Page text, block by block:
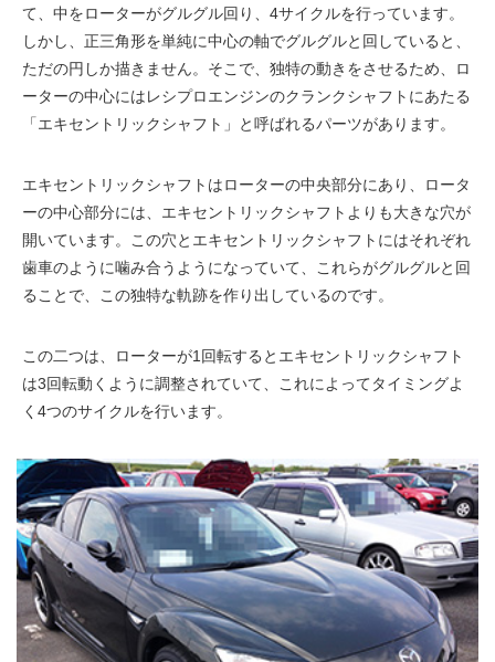
て、中をローターがグルグル回り、4サイクルを行っています。
しかし、正三角形を単純に中心の軸でグルグルと回していると、
ただの円しか描きません。そこで、独特の動きをさせるため、ロ
ーターの中心にはレシプロエンジンのクランクシャフトにあたる
「エキセントリックシャフト」と呼ばれるパーツがあります。
エキセントリックシャフトはローターの中央部分にあり、ロータ
ーの中心部分には、エキセントリックシャフトよりも大きな穴が
開いています。この穴とエキセントリックシャフトにはそれぞれ
歯車のように噛み合うようになっていて、これらがグルグルと回
ることで、この独特な軌跡を作り出しているのです。
この二つは、ローターが1回転するとエキセントリックシャフト
は3回転動くように調整されていて、これによってタイミングよ
く4つのサイクルを行います。